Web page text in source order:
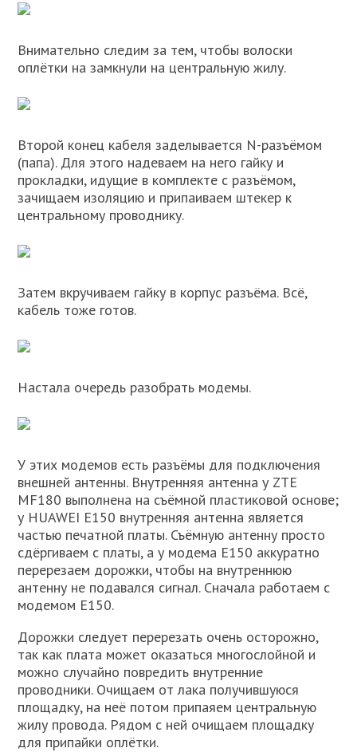
Внимательно следим за тем, чтобы волоски
оплётки на замкнули на центральную жилу.
Второй конец кабеля заделывается N-разъёмом
(папа). Для этого надеваем на него гайку и
прокладки, идущие в комплекте с разъёмом,
зачищаем изоляцию и припаиваем штекер к
центральному проводнику.
Затем вкручиваем гайку в корпус разъёма. Всё,
кабель тоже готов.
Настала очередь разобрать модемы.
У этих модемов есть разъёмы для подключения
внешней антенны. Внутренняя антенна у ZTE
MF180 выполнена на съёмной пластиковой основе;
у HUAWEI E150 внутренняя антенна является
частью печатной платы. Съёмную антенну просто
сдёргиваем с платы, а у модема Е150 аккуратно
перерезаем дорожки, чтобы на внутреннюю
антенну не подавался сигнал. Сначала работаем с
модемом Е150.
Дорожки следует перерезать очень осторожно,
так как плата может оказаться многослойной и
можно случайно повредить внутренние
проводники. Очищаем от лака получившуюся
площадку, на неё потом припаяем центральную
жилу провода. Рядом с ней очищаем площадку
для припайки оплётки.